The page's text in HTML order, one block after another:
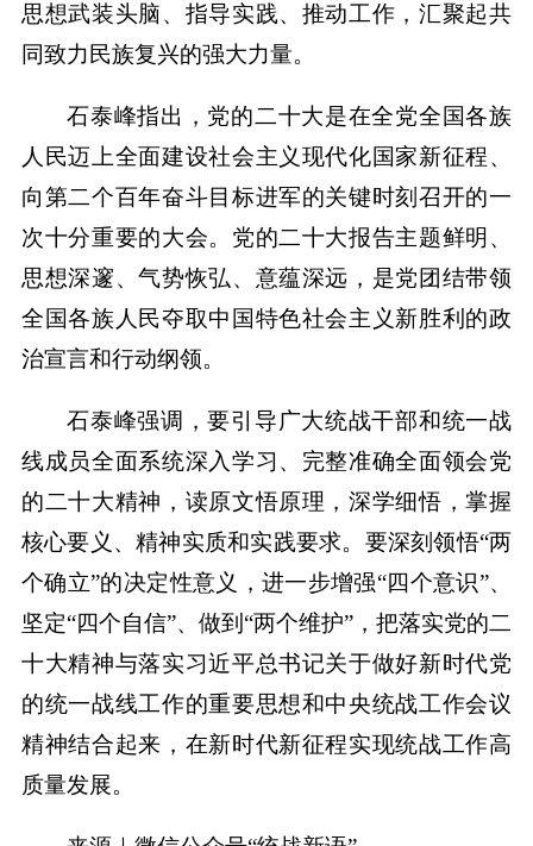
思想武装头脑、指导实践、推动工作，汇聚起共
同致力民族复兴的强大力量。
石泰峰指出，党的二十大是在全党全国各族
人民迈上全面建设社会主义现代化国家新征程、
向第二个百年奋斗目标进军的关键时刻召开的一
次十分重要的大会。党的二十大报告主题鲜明、
思想深邃、气势恢弘、意蕴深远，是党团结带领
全国各族人民夺取中国特色社会主义新胜利的政
治宣言和行动纲领。
石泰峰强调，要引导广大统战干部和统一战
线成员全面系统深入学习、完整准确全面领会党
的二十大精神，读原文悟原理，深学细悟，掌握
核心要义、精神实质和实践要求。要深刻领悟“两
个确立”的决定性意义，进一步增强“四个意识”、
坚定“四个自信”、做到“两个维护”，把落实党的二
十大精神与落实习近平总书记关于做好新时代党
的统一战线工作的重要思想和中央统战工作会议
精神结合起来，在新时代新征程实现统战工作高
质量发展。